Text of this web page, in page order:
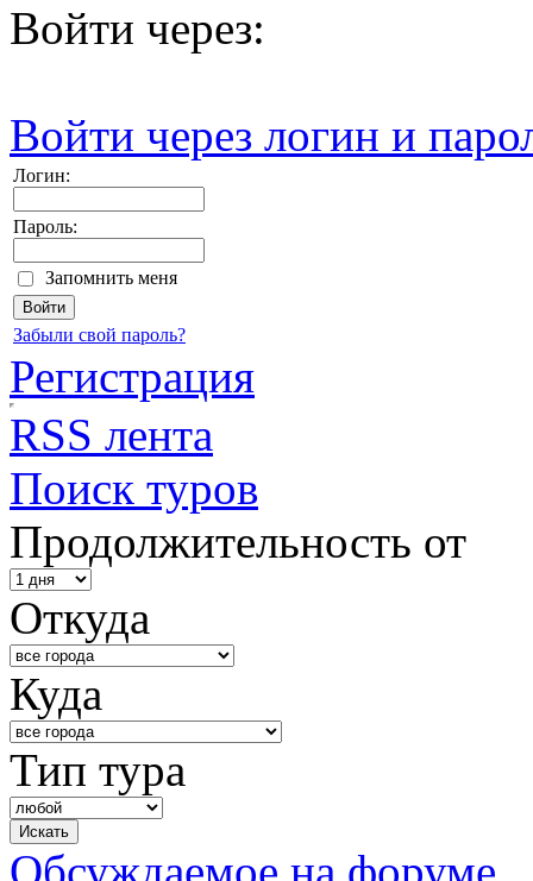
Войти через:
Войти через логин и
Логин:
Пароль:
Запомнить меня
Забыли свой пароль?
Регистрация
RSS лента
Поиск туров
Продолжительность от
Откуда
Куда
Тип тура
Обсуждаемое на форуме